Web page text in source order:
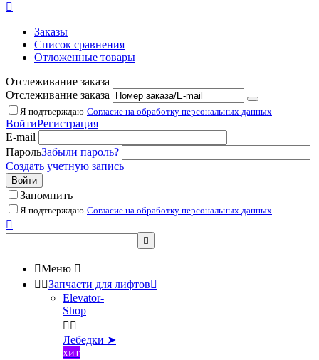

Заказы
Список сравнения
Отложенные товары
Отслеживание заказа
Отслеживание заказа
Я подтверждаю Согласие на обработку персональных данных
ВойтиРегистрация
E-mail
ПарольЗабыли пароль?
Создать учетную запись
Войти
Запомнить
Я подтверждаю Согласие на обработку персональных данных


Меню 
 Запчасти для лифтов
Elevator-
Shop
 
Лебедки ➤
хит